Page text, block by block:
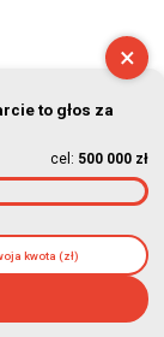
×
to głos za
cel: 500 000 zł